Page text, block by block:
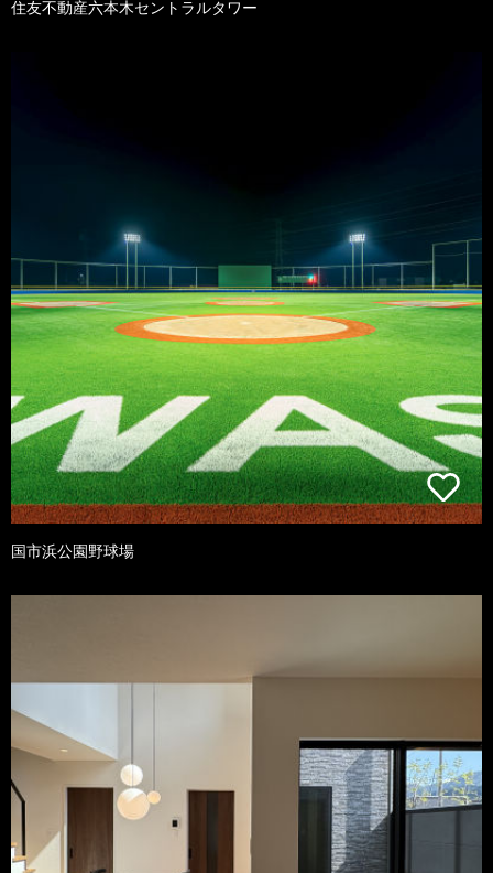
住友不動産六本木セントラルタワー
国市浜公園野球場